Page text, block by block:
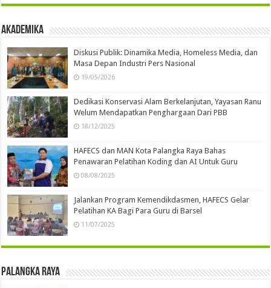
Akademika
Diskusi Publik: Dinamika Media, Homeless Media, dan
Masa Depan Industri Pers Nasional
19/05/2026
Dedikasi Konservasi Alam Berkelanjutan, Yayasan Ranu
Welum Mendapatkan Penghargaan Dari PBB
18/12/2025
HAFECS dan MAN Kota Palangka Raya Bahas
Penawaran Pelatihan Koding dan AI Untuk Guru
08/08/2025
Jalankan Program Kemendikdasmen, HAFECS Gelar
Pelatihan KA Bagi Para Guru di Barsel
11/07/2025
Palangka Raya